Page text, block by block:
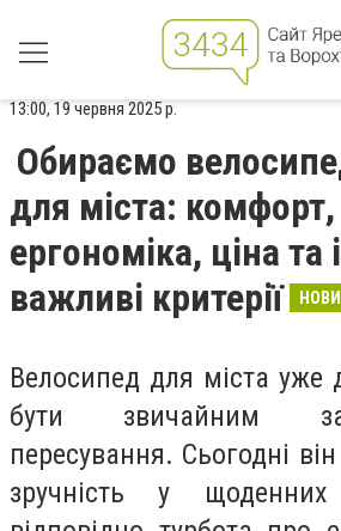
13:00, 19 червня 2025 р.
Обираємо
для міста: комфорт,
ергономіка, ціна та
важливі критерії
Велосипед для міста уже
бути звичайним
пересування. Сьогодні
зручність у